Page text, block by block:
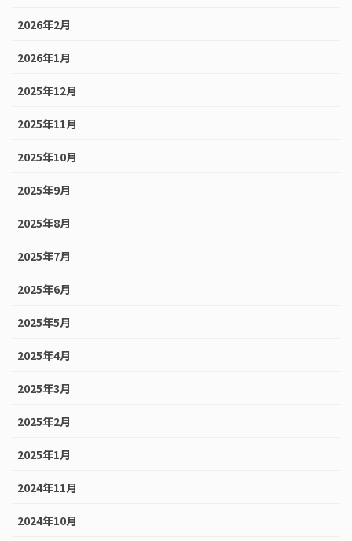
2026年2月
2026年1月
2025年12月
2025年11月
2025年10月
2025年9月
2025年8月
2025年7月
2025年6月
2025年5月
2025年4月
2025年3月
2025年2月
2025年1月
2024年11月
2024年10月